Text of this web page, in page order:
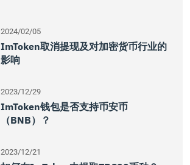
2024/02/05
ImToken取消提现及对加密货币行业的
影响
2023/12/29
ImToken钱包是否支持币安币
（BNB）？
2023/12/21